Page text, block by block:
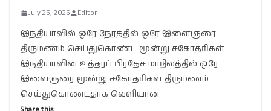
July 25, 2026 Editor
இந்தியாவில் ஒரே நேரத்தில் ஒரே இளைஞரை
திருமணம் செய்துகொண்ட மூன்று சகோதரிகள்
இந்தியாவின் உத்தரப் பிரதேச மாநிலத்தில் ஒரே
இளைஞரை மூன்று சகோதரிகள் திருமணம்
செய்துகொண்டதாக வெளியான